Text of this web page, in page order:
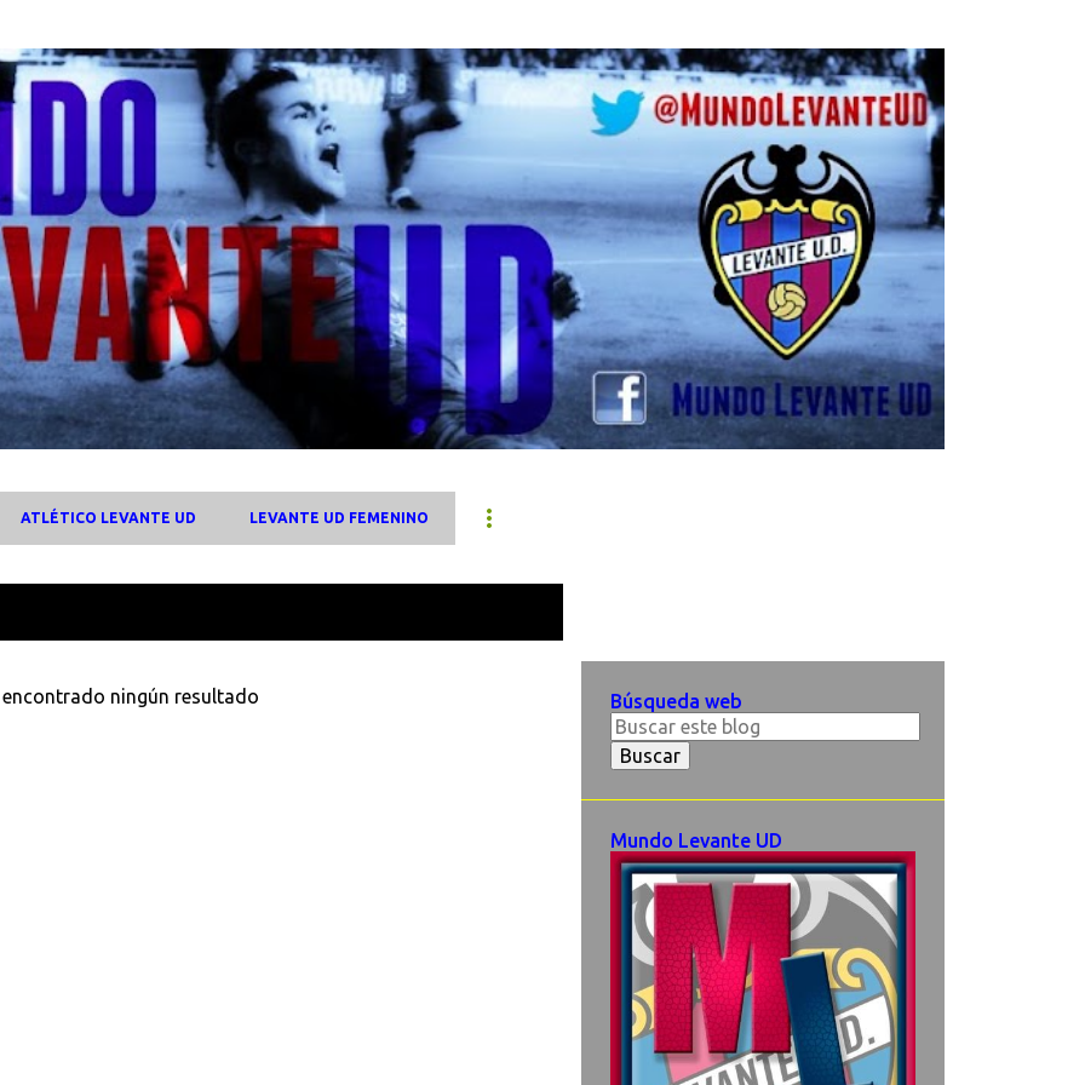
ATLÉTICO LEVANTE UD LEVANTE UD FEMENINO
encontrado ningún resultado Búsqueda web
Mundo Levante UD